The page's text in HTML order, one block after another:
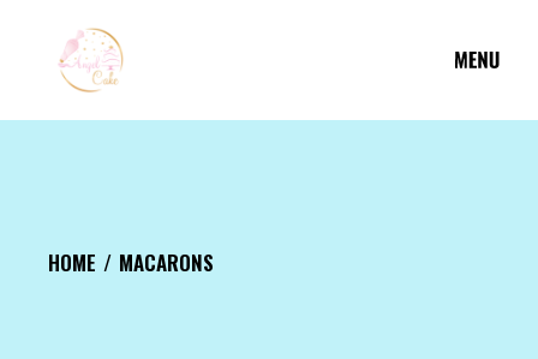
contenu
HOME MACARONS